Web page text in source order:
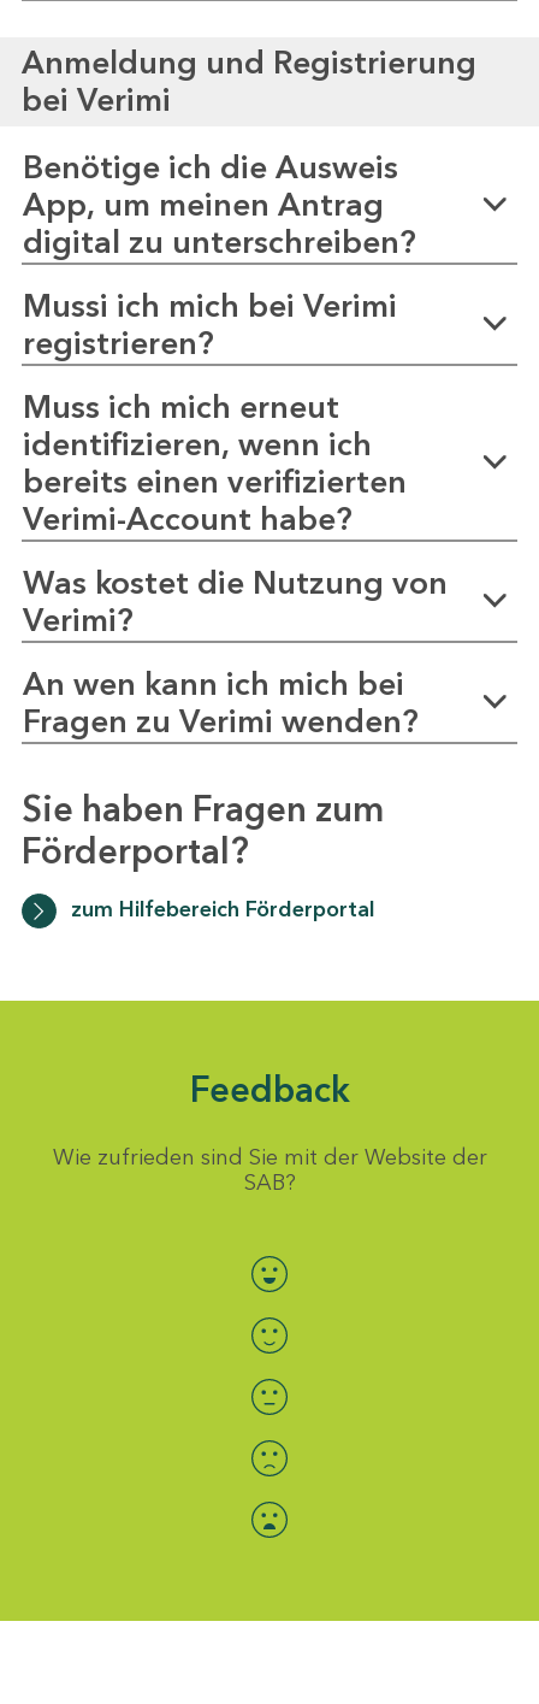
Anmeldung und Registrierung
bei Verimi
Benötige ich die Ausweis
App, um meinen Antrag
digital zu unterschreiben?
Mussi ich mich bei Verimi
registrieren?
Muss ich mich erneut
identifizieren, wenn ich
bereits einen verifizierten
Verimi-Account habe?
Was kostet die Nutzung von
Verimi?
An wen kann ich mich bei
Fragen zu Verimi wenden?
Sie haben Fragen zum
Förderportal?
zum Hilfebereich Förderportal
Feedback
Wie zufrieden sind Sie mit der Website der
SAB?
Bewertung auswählen